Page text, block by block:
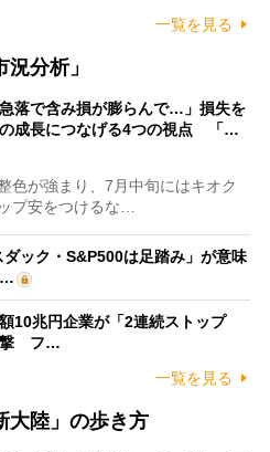
一覧を見る
分析」
急落で含み損が膨らんで…」損失を
成長につなげる4つの視点 「…
色が強まり、7月中旬にはキオク
プ安をつけるな…
ダック・S&P500は足踏み」が意味
…
10兆円企業が「2連続ストップ
撃 フ…
一覧を見る
大陸」の歩き方